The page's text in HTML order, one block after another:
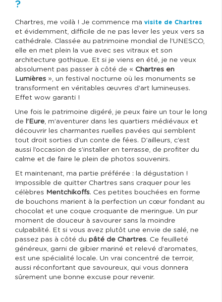
?
Chartres, me voilà ! Je commence ma visite de Chartres
et évidemment, difficile de ne pas lever les yeux vers sa
cathédrale. Classée au patrimoine mondial de l’UNESCO,
elle en met plein la vue avec ses vitraux et son
architecture gothique. Et si je viens en été, je ne veux
absolument pas passer à côté de « Chartres en
Lumières », un festival nocturne où les monuments se
transforment en véritables œuvres d’art lumineuses.
Effet wow garanti !
Une fois le patrimoine digéré, je peux faire un tour le long
de l’Eure, m’aventurer dans les quartiers médiévaux et
découvrir les charmantes ruelles pavées qui semblent
tout droit sorties d’un conte de fées. D’ailleurs, c’est
aussi l’occasion de s’installer en terrasse, de profiter du
calme et de faire le plein de photos souvenirs.
Et maintenant, ma partie préférée : la dégustation !
Impossible de quitter Chartres sans craquer pour les
célèbres Mentchikoffs. Ces petites bouchées en forme
de bouchons marient à la perfection un cœur fondant au
chocolat et une coque croquante de meringue. Un pur
moment de douceur à savourer sans la moindre
culpabilité. Et si vous avez plutôt une envie de salé, ne
passez pas à côté du pâté de Chartres. Ce feuilleté
généreux, garni de gibier mariné et relevé d’aromates,
est une spécialité locale. Un vrai concentré de terroir,
aussi réconfortant que savoureux, qui vous donnera
sûrement une bonne excuse pour revenir.